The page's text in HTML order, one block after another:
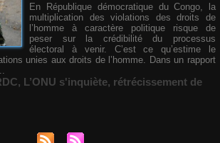
En République démocratique du Congo, la
multiplication des violations des droits de
l’homme à caractère politique risque de
peser sur la crédibilité du processus
électoral à venir. C’est ce qu’estime le
unies aux droits de l’homme. Dans un rapport
, L’ONU s'inquiète, rétrécissement de